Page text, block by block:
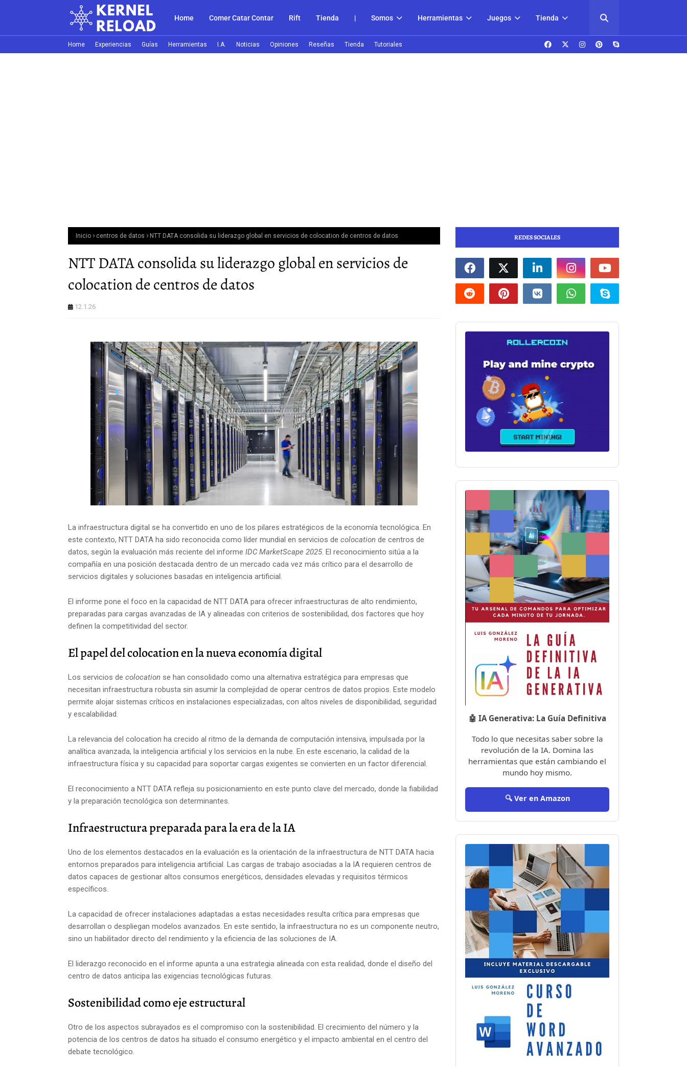
Home Comer Catar Contar Rift Tienda | Somos Herramientas Juegos Tienda
Home Experiencias Guías Herramientas I.A. Noticias Opiniones Reseñas Tienda Tutoriales
Inicio centros de datos NTT DATA consolida su liderazgo global en servicios de colocation de centros de datos
NTT DATA consolida su liderazgo global en servicios de
colocation de centros de datos
12.1.26
La infraestructura digital se ha convertido en uno de los pilares estratégicos de la economía tecnológica. En
este contexto, NTT DATA ha sido reconocida como líder mundial en servicios de colocation de centros de
datos, según la evaluación más reciente del informe IDC MarketScape 2025. El reconocimiento sitúa a la
compañía en una posición destacada dentro de un mercado cada vez más crítico para el desarrollo de
servicios digitales y soluciones basadas en inteligencia artificial.
El informe pone el foco en la capacidad de NTT DATA para ofrecer infraestructuras de alto rendimiento,
preparadas para cargas avanzadas de IA y alineadas con criterios de sostenibilidad, dos factores que hoy
definen la competitividad del sector.
El papel del colocation en la nueva economía digital
Los servicios de colocation se han consolidado como una alternativa estratégica para empresas que
necesitan infraestructura robusta sin asumir la complejidad de operar centros de datos propios. Este modelo
permite alojar sistemas críticos en instalaciones especializadas, con altos niveles de disponibilidad, seguridad
y escalabilidad.
La relevancia del colocation ha crecido al ritmo de la demanda de computación intensiva, impulsada por la
analítica avanzada, la inteligencia artificial y los servicios en la nube. En este escenario, la calidad de la
infraestructura física y su capacidad para soportar cargas exigentes se convierten en un factor diferencial.
El reconocimiento a NTT DATA refleja su posicionamiento en este punto clave del mercado, donde la fiabilidad
y la preparación tecnológica son determinantes.
Infraestructura preparada para la era de la IA
Uno de los elementos destacados en la evaluación es la orientación de la infraestructura de NTT DATA hacia
entornos preparados para inteligencia artificial. Las cargas de trabajo asociadas a la IA requieren centros de
datos capaces de gestionar altos consumos energéticos, densidades elevadas y requisitos térmicos
específicos.
La capacidad de ofrecer instalaciones adaptadas a estas necesidades resulta crítica para empresas que
desarrollan o despliegan modelos avanzados. En este sentido, la infraestructura no es un componente neutro,
sino un habilitador directo del rendimiento y la eficiencia de las soluciones de IA.
El liderazgo reconocido en el informe apunta a una estrategia alineada con esta realidad, donde el diseño del
centro de datos anticipa las exigencias tecnológicas futuras.
Sostenibilidad como eje estructural
Otro de los aspectos subrayados es el compromiso con la sostenibilidad. El crecimiento del número y la
potencia de los centros de datos ha situado el consumo energético y el impacto ambiental en el centro del
debate tecnológico.
REDES SOCIALES
🤖 IA Generativa: La Guía Definitiva
Todo lo que necesitas saber sobre la
revolución de la IA. Domina las
herramientas que están cambiando el
mundo hoy mismo.
🔍 Ver en Amazon